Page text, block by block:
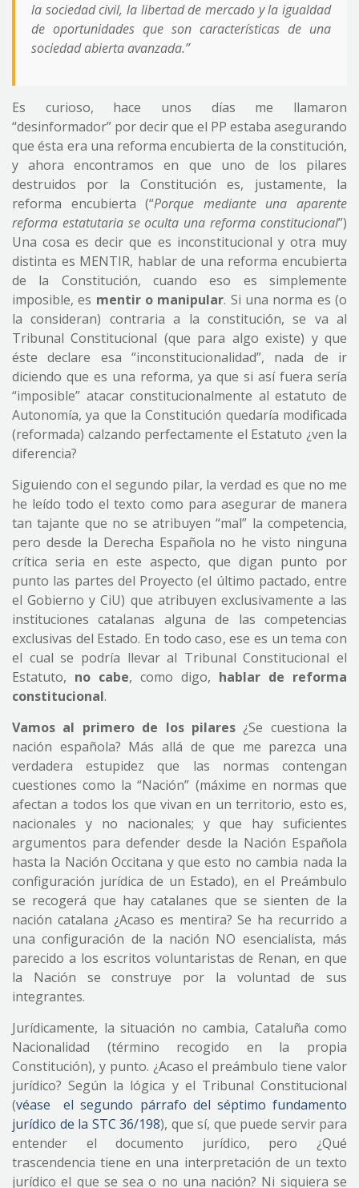
la sociedad civil, la libertad de mercado y la igualdad
de oportunidades que son características de una
sociedad abierta avanzada.”
Es curioso, hace unos días me llamaron
“desinformador” por decir que el PP estaba asegurando
que ésta era una reforma encubierta de la constitución,
y ahora encontramos en que uno de los pilares
destruidos por la Constitución es, justamente, la
reforma encubierta (“Porque mediante una aparente
reforma estatutaria se oculta una reforma constitucional”)
Una cosa es decir que es inconstitucional y otra muy
distinta es MENTIR, hablar de una reforma encubierta
de la Constitución, cuando eso es simplemente
imposible, es mentir o manipular. Si una norma es (o
la consideran) contraria a la constitución, se va al
Tribunal Constitucional (que para algo existe) y que
éste declare esa “inconstitucionalidad”, nada de ir
diciendo que es una reforma, ya que si así fuera sería
“imposible” atacar constitucionalmente al estatuto de
Autonomía, ya que la Constitución quedaría modificada
(reformada) calzando perfectamente el Estatuto ¿ven la
diferencia?
Siguiendo con el segundo pilar, la verdad es que no me
he leído todo el texto como para asegurar de manera
tan tajante que no se atribuyen “mal” la competencia,
pero desde la Derecha Española no he visto ninguna
crítica seria en este aspecto, que digan punto por
punto las partes del Proyecto (el último pactado, entre
el Gobierno y CiU) que atribuyen exclusivamente a las
instituciones catalanas alguna de las competencias
exclusivas del Estado. En todo caso, ese es un tema con
el cual se podría llevar al Tribunal Constitucional el
Estatuto, no cabe, como digo, hablar de reforma
constitucional.
Vamos al primero de los pilares¿Se cuestiona la
nación española? Más allá de que me parezca una
verdadera estupidez que las normas contengan
cuestiones como la “Nación” (máxime en normas que
afectan a todos los que vivan en un territorio, esto es,
nacionales y no nacionales; y que hay suficientes
argumentos para defender desde la Nación Española
hasta la Nación Occitana y que esto no cambia nada la
configuración jurídica de un Estado), en el Preámbulo
se recogerá que hay catalanes que se sienten de la
nación catalana ¿Acaso es mentira? Se ha recurrido a
una configuración de la nación NO esencialista, más
parecido a los escritos voluntaristas de Renan, en que
la Nación se construye por la voluntad de sus
integrantes.
Jurídicamente, la situación no cambia, Cataluña como
Nacionalidad (término recogido en la propia
Constitución), y punto. ¿Acaso el preámbulo tiene valor
jurídico? Según la lógica y el Tribunal Constitucional
(véase el segundo párrafo del séptimo fundamento
jurídico de la STC 36/198), que sí, que puede servir para
entender el documento jurídico, pero ¿Qué
trascendencia tiene en una interpretación de un texto
jurídico el que se sea o no una nación? Ni siquiera se